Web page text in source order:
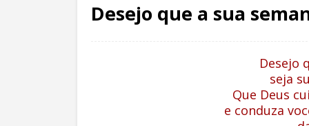
Desejo que a sua
Desejo
seja
Que Deus
e conduza